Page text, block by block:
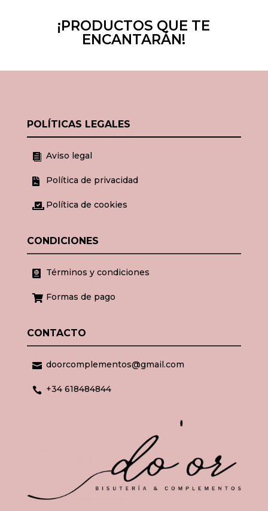
¡PRODUCTOS QUE TE
ENCANTARÁN!
POLÍTICAS LEGALES
 Aviso legal
 Política de privacidad
 Política de cookies
CONDICIONES
 Términos y condiciones
 Formas de pago
CONTACTO
 doorcomplementos@gmail.com
 +34 618484844